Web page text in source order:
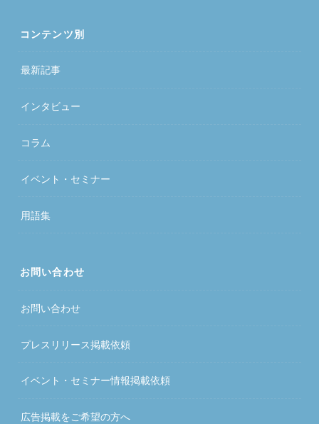
コンテンツ別
最新記事
インタビュー
コラム
イベント・セミナー
用語集
お問い合わせ
お問い合わせ
プレスリリース掲載依頼
イベント・セミナー情報掲載依頼
広告掲載をご希望の方へ